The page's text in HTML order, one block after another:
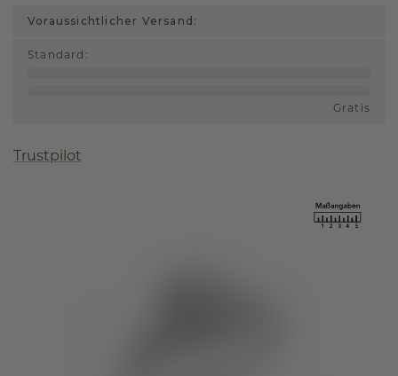
Voraussichtlicher Versand:
Standard :
Gratis
Trustpilot